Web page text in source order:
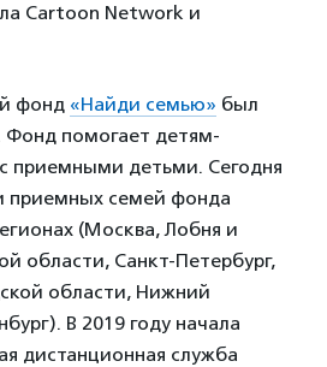
Cartoon Network и
фонд «Найди семью» был
Фонд помогает детям-
приемными детьми. Сегодня
приемных семей фонда
(Москва, Лобня и
области, Санкт-Петербург,
области, Нижний
В 2019 году начала
дистанционная служба